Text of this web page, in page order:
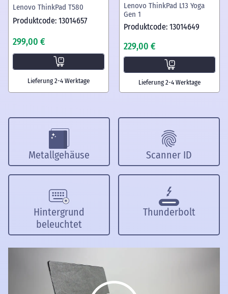
Lenovo ThinkPad T580
Produktcode: 13014657
299,00 €
Lieferung 2-4 Werktage
Lenovo ThinkPad L13 Yoga
Gen 1
Produktcode: 13014649
229,00 €
Lieferung 2-4 Werktage
Metallgehäuse Scanner ID
Hintergrund
beleuchtet
Thunderbolt